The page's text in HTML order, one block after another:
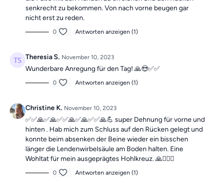
senkrecht zu bekommen. Von nach vorne beugen gar
nicht erst zu reden.
0 Antworten anzeigen (1)
Theresia S. November 10, 2023
Wunderbare Anregung für den Tag! 🙏😍✅✅
0 Antworten anzeigen (1)
Christine K. November 10, 2023
✅✅🙏✅🙏✅✅🙏✅🙏✅✅🙏💪 super Dehnung für vorne und
hinten . Hab mich zum Schluss auf den Rücken gelegt und
konnte beim absenken der Beine wieder ein bisschen
länger die Lendenwirbelsäule am Boden halten. Eine
Wohltat für mein ausgeprägtes Hohlkreuz. 🙏🙋🏼‍♀️
0 Antworten anzeigen (1)